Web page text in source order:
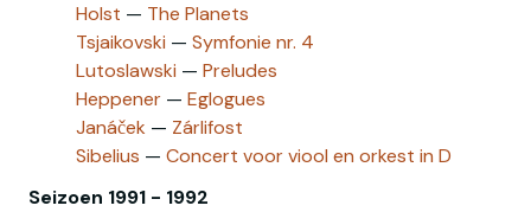
Holst — The Planets
Tsjaikovski — Symfonie nr. 4
Lutoslawski — Preludes
Heppener — Eglogues
Janáček — Zárlifost
Sibelius — Concert voor viool en orkest in D
Seizoen 1991 - 1992